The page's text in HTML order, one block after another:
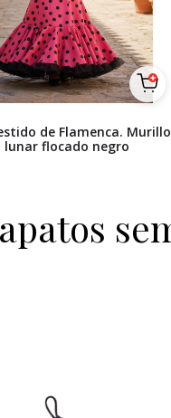
de Flamenca. Murillo
lunar flocado negro